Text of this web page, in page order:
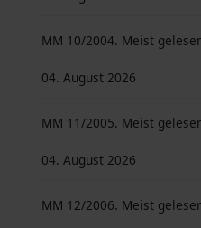
MM 10/2004. Meist
04. August 2026
MM 11/2005. Meist
04. August 2026
MM 12/2006. Meist